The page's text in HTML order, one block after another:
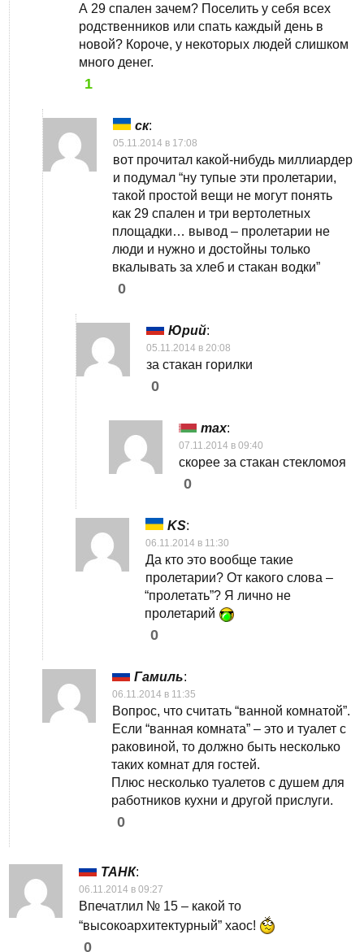
А 29 спален зачем? Поселить у себя всех
родственников или спать каждый день в
новой? Короче, у некоторых людей слишком
много денег.
1
ск:
05.11.2014 в 17:08
вот прочитал какой-нибудь миллиардер
и подумал “ну тупые эти пролетарии,
такой простой вещи не могут понять
как 29 спален и три вертолетных
площадки… вывод – пролетарии не
люди и нужно и достойны только
вкалывать за хлеб и стакан водки”
0
Юрий:
05.11.2014 в 20:08
за стакан горилки
0
max:
07.11.2014 в 09:40
скорее за стакан стекломоя
0
KS:
06.11.2014 в 11:30
Да кто это вообще такие
пролетарии? От какого слова –
“пролетать”? Я лично не
пролетарий
0
Гамиль:
06.11.2014 в 11:35
Вопрос, что считать “ванной комнатой”.
Если “ванная комната” – это и туалет с
раковиной, то должно быть несколько
таких комнат для гостей.
Плюс несколько туалетов с душем для
работников кухни и другой прислуги.
0
ТАНК:
06.11.2014 в 09:27
Впечатлил № 15 – какой то
“высокоархитектурный” хаос!
0